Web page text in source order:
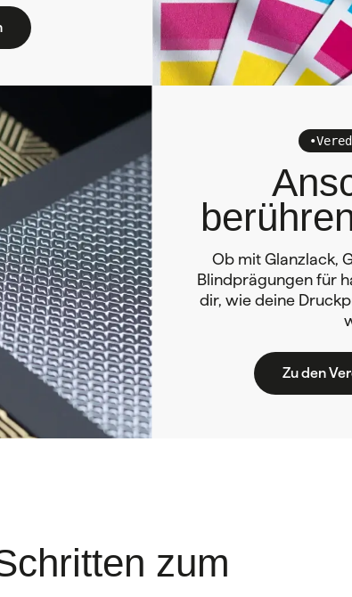
•
Ob mit Glanzlack,
Blindprägungen für
dir, wie deine
Zu den
zum